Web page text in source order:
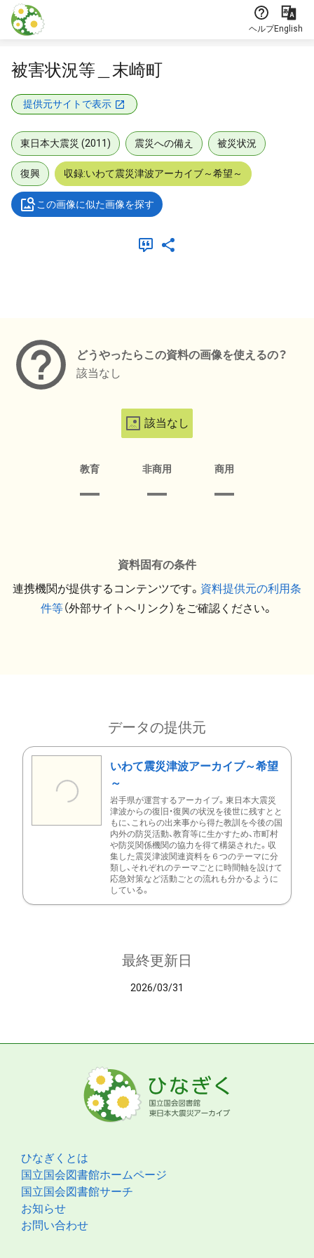
本文に飛ぶ
ヘルプEnglish
被害状況等＿末崎町
提供元サイトで表示
東日本大震災 (2011) 震災への備え 被災状況
復興 収録:いわて震災津波アーカイブ～希望～
この画像に似た画像を探す
どうやったらこの資料の画像を使えるの？
該当なし
該当なし
教育 非商用 商用
資料固有の条件
連携機関が提供するコンテンツです。 資料提供元の利用条
件等（外部サイトへリンク）をご確認ください。
データの提供元
いわて震災津波アーカイブ～希望
～
岩手県が運営するアーカイブ。東日本大震災
津波からの復旧・復興の状況を後世に残すとと
もに、これらの出来事から得た教訓を今後の国
内外の防災活動、教育等に生かすため、市町村
や防災関係機関の協力を得て構築された。収
集した震災津波関連資料を６つのテーマに分
類し、それぞれのテーマごとに時間軸を設けて
応急対策など活動ごとの流れも分かるように
している。
最終更新日
2026/03/31
ひなぎくとは
国立国会図書館ホームページ
国立国会図書館サーチ
お知らせ
お問い合わせ